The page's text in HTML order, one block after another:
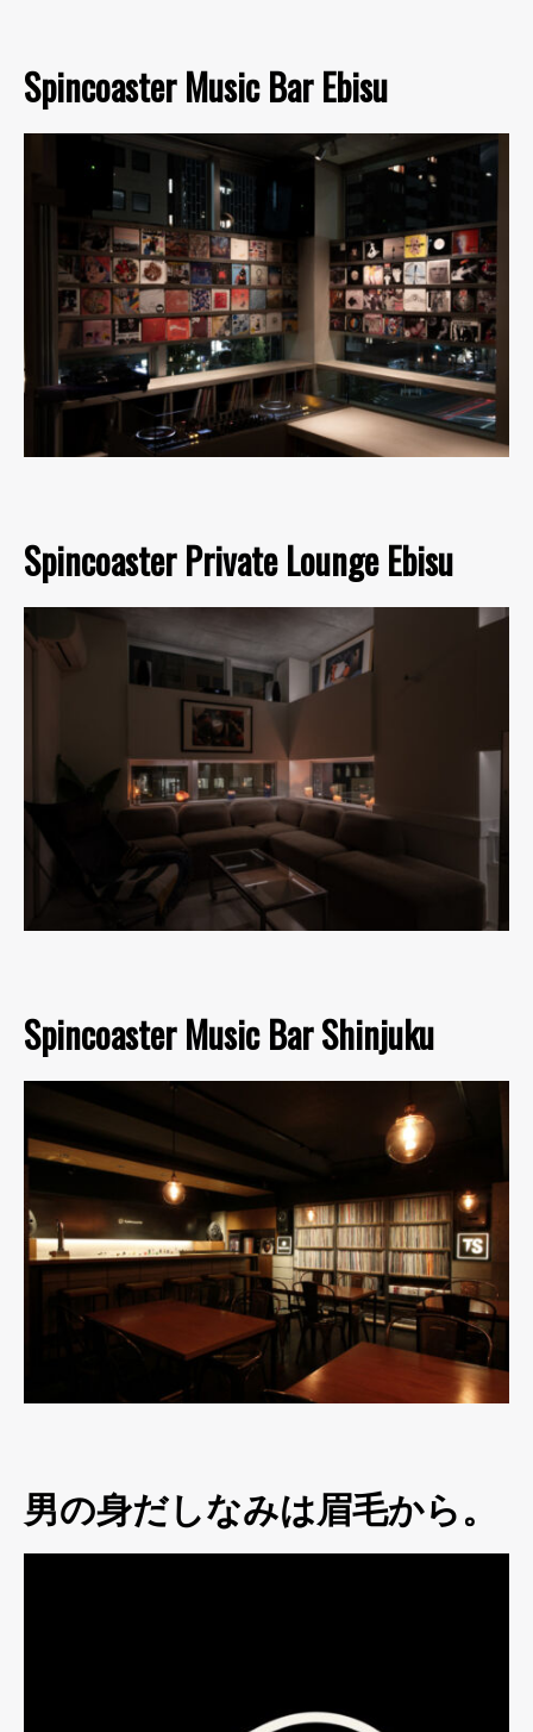
Spincoaster Music Bar Ebisu
Spincoaster Private Lounge Ebisu
Spincoaster Music Bar Shinjuku
男の身だしなみは眉毛から。